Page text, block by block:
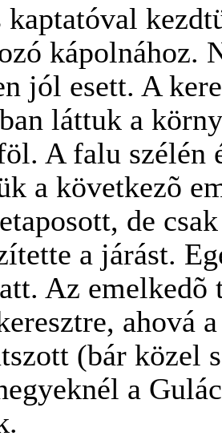
kápolnához.
jól esett. A
láttuk a
A falu szélén
a következõ
de
a járást.
Az emelkedõ
ahová
(bár közel
a